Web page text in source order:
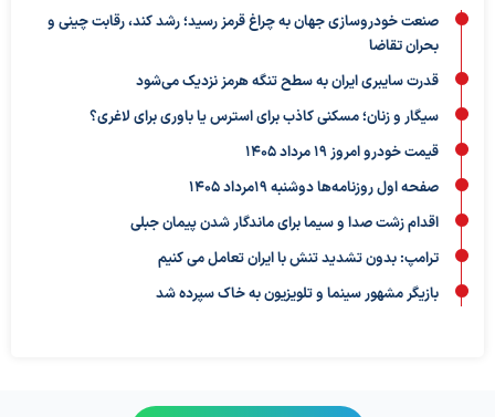
صنعت خودروسازی جهان به چراغ قرمز رسید؛ رشد کند، رقابت چینی و
بحران تقاضا
قدرت سایبری ایران به سطح تنگه هرمز نزدیک می‌شود
سیگار و زنان؛ مسکنی کاذب برای استرس یا باوری برای لاغری؟
قیمت خودرو امروز 19 مرداد 1405
صفحه اول روزنامه‌ها دوشنبه 19مرداد 1405
اقدام زشت صدا و سیما برای ماندگار شدن پیمان جبلی
ترامپ: بدون تشدید تنش با ایران تعامل می کنیم
بازیگر مشهور سینما و تلویزیون به خاک سپرده شد